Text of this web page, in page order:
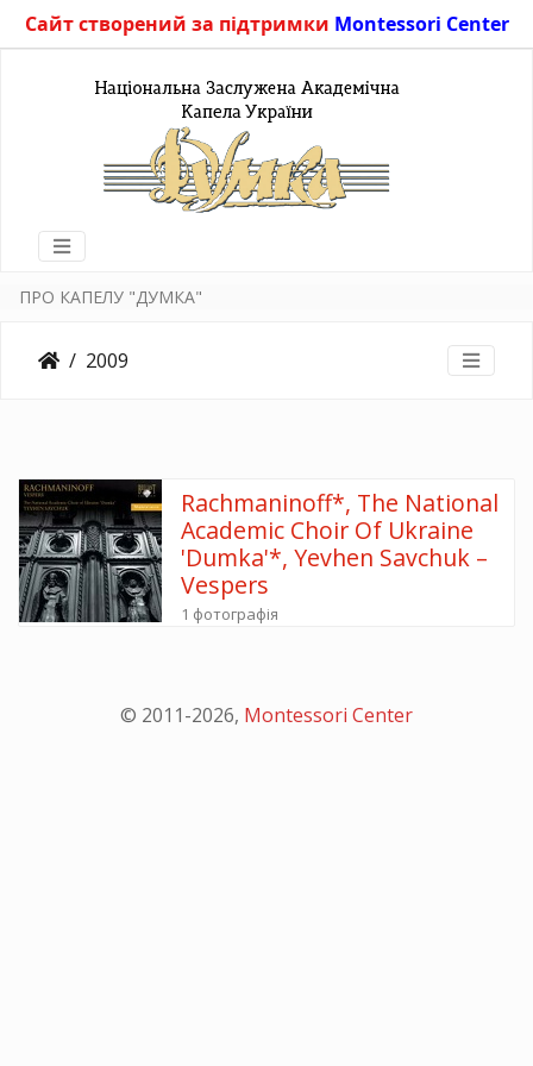
Сайт створений за підтримки Montessori Center
ПРО КАПЕЛУ "ДУМКА"
2009
Rachmaninoff*, The National
Academic Choir Of Ukraine
'Dumka'*, Yevhen Savchuk ‎–
Vespers
1 фотографія
© 2011-2026, Montessori Center